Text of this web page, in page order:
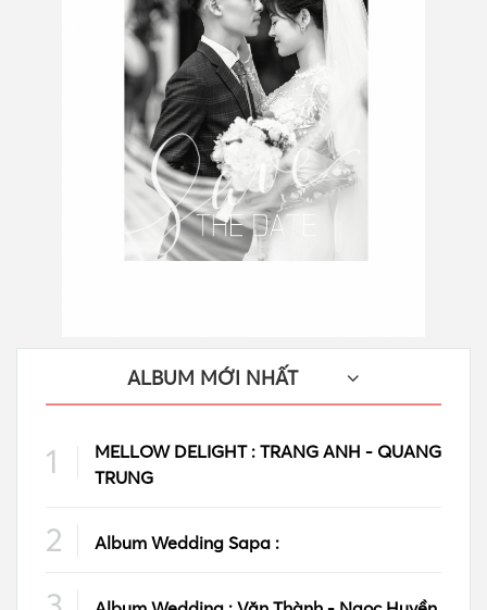
ALBUM MỚI NHẤT
MELLOW DELIGHT : TRANG ANH - QUANG
TRUNG
Album Wedding Sapa :